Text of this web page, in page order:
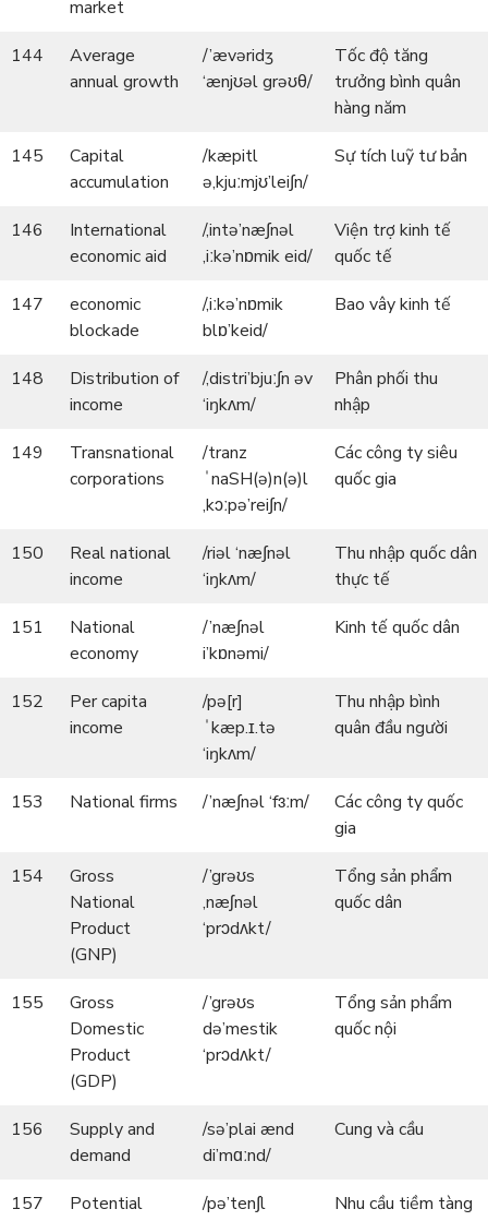
market
144
Average
annual growth
/’ævəridʒ
‘ænjʊəl grəʊθ/
Tốc độ tăng
trưởng bình quân
hàng năm
145
Capital
accumulation
/kæpitl
ə,kjuːmjʊ’lei∫n/
Sự tích luỹ tư bản
146
International
economic aid
/,intə’næ∫nəl
,iːkə’nɒmik eid/
Viện trợ kinh tế
quốc tế
147
economic
blockade
/,iːkə’nɒmik
blɒ’keid/
Bao vây kinh tế
148
Distribution of
income
/,distri’bjuː∫n əv
‘iŋkʌm/
Phân phối thu
nhập
149
Transnational
corporations
/tranz
ˈnaSH(ə)n(ə)l
,kɔːpə’rei∫n/
Các công ty siêu
quốc gia
150
Real national
income
/riəl ‘næ∫nəl
‘iŋkʌm/
Thu nhập quốc dân
thực tế
151
National
economy
/’næ∫nəl
i’kɒnəmi/
Kinh tế quốc dân
152
Per capita
income
/pə[r]
ˈkæp.ɪ.tə
‘iŋkʌm/
Thu nhập bình
quân đầu người
153 National firms /’næ∫nəl ‘fɜːm/
Các công ty quốc
gia
154
Gross
National
Product
(GNP)
/’grəʊs
,næʃnəl
‘prɔdʌkt/
Tổng sản phẩm
quốc dân
155
Gross
Domestic
Product
(GDP)
/’grəʊs
də’mestik
‘prɔdʌkt/
Tổng sản phẩm
quốc nội
156
Supply and
demand
/sə’plai ænd
di’mɑːnd/
Cung và cầu
157
Potential
/pə’ten∫l
Nhu cầu tiềm tàng